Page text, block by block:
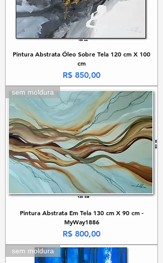
Pintura Abstrata Óleo Sobre Tela 120 cm X 100
cm
Preço
R$ 850,00
sem moldura
Pintura Abstrata Em Tela 130 cm X 90 cm -
MyWay1886
Preço
R$ 800,00
sem moldura